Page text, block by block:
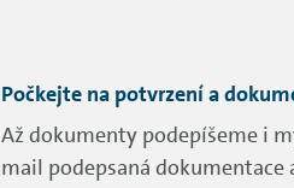
Počkejte na potvrzení a
Až dokumenty podepíšeme i
mail podepsaná dokumentace